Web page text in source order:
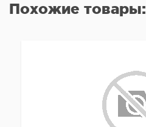
Похожие товары: